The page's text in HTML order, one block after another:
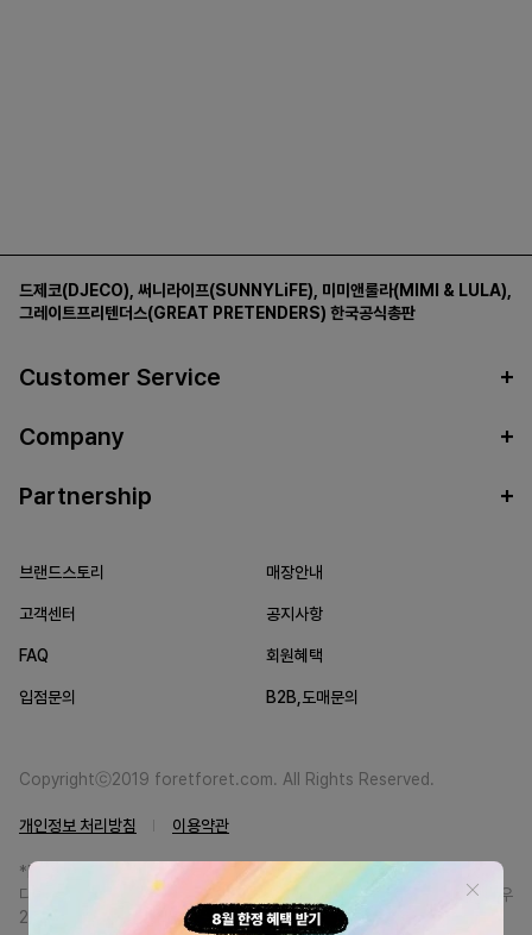
드제코(DJECO) 써니라이프(SUNNYLiFE) 미미앤룰라(MIMI & LULA)
그레이트프리텐더스(GREAT PRETENDERS) 한국공식총판
Customer Service
Company
Partnership
브랜드스토리 매장안내
고객센터 공지사항
FAQ 회원혜택
입점문의 B2B,도매문의
Copyrightⓒ2019 foretforet.com. All Rights Reserved.
개인정보 처리방침 이용약관
*FORETFORET에서는 브랜드 본사와의 직거래를 통한 정품만을 취급합니
다. 일부 병행상품의 경우 정품인증서를 발급받고 있습니다. 정품이 아닐 경우
200% 환불해드립니다.